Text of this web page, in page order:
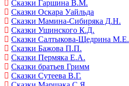
Сказки Гаршина В.М.
Сказки Оскара Уайльда
Сказки Мамина-Сибиряка Д.Н.
Сказки Ушинского К.Д.
Сказки Салтыкова-Щедрина М.Е.
Сказки Бажова П.П.
Сказки Пермяка Е.А.
Сказки братьев Гримм
Сказки Сутеева В.Г.